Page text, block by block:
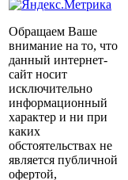
Обращаем Ваше
внимание на то, что
данный интернет-
сайт носит
исключительно
информационный
характер и ни при
каких
обстоятельствах не
является публичной
офертой,